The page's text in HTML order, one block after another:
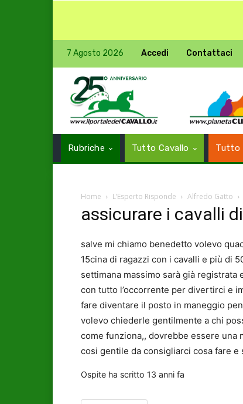
7 Agosto 2026 Accedi Contattaci
Rubriche Tutto Cavallo Tutto
Home L’Esperto Risponde Alfredo Gatto
assicurare i cavalli
salve mi chiamo benedetto volevo
15cina di ragazzi con i cavalli e più di
settimana massimo sarà già
con tutto l’occorrente per divertirci e
fare diventare il posto in maneggio
volevo chiederle gentilmente a chi
come funziona,, dovrebbe essere una
cosi gentile da consigliarci cosa fare
Ospite ha scritto 13 anni fa